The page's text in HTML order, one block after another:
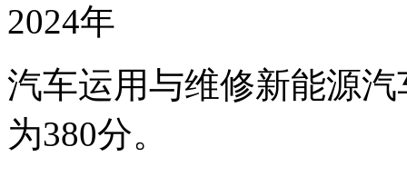
2024年
汽车运用与维修新能源
为380分。